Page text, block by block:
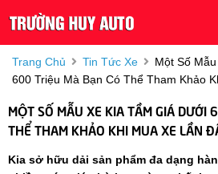
Trang Chủ Tin Tức Xe
Một Số
600 Triệu Mà Bạn Có Thể Tham Khảo
MỘT SỐ MẪU XE KIA TẦM GIÁ DƯỚI
THỂ THAM KHẢO KHI MUA XE LẦN
Kia sở hữu dải sản phẩm đa dạng